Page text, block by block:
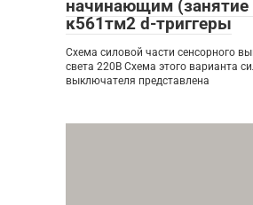
начинающим
к561тм2 d-триггеры
Схема силовой части сенсорного
света 220В Схема этого варианта
выключателя представлена